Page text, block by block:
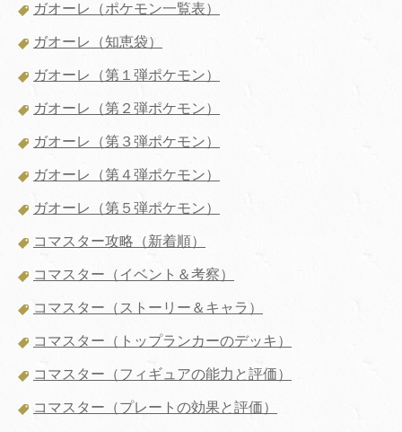
ガオーレ（ポケモン一覧表）
ガオーレ（知恵袋）
ガオーレ（第１弾ポケモン）
ガオーレ（第２弾ポケモン）
ガオーレ（第３弾ポケモン）
ガオーレ（第４弾ポケモン）
ガオーレ（第５弾ポケモン）
コマスター攻略（新着順）
コマスター（イベント＆考察）
コマスター（ストーリー＆キャラ）
コマスター（トップランカーのデッキ）
コマスター（フィギュアの能力と評価）
コマスター（プレートの効果と評価）